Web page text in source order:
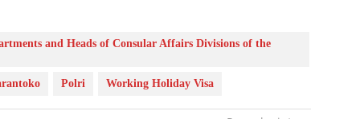
and Heads of Consular Affairs Divisions of the
Polri Working Holiday Visa